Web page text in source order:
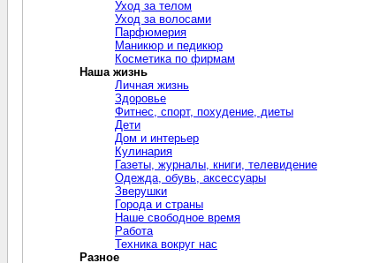
Уход за телом
Уход за волосами
Парфюмерия
Маникюр и педикюр
Косметика по фирмам
Наша жизнь
Личная жизнь
Здоровье
Фитнес, спорт, похудение, диеты
Дети
Дом и интерьер
Кулинария
Газеты, журналы, книги, телевидение
Одежда, обувь, аксессуары
Зверушки
Города и страны
Наше свободное время
Работа
Техника вокруг нас
Разное